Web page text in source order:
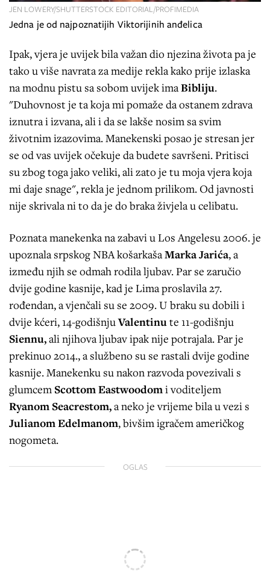
Jedna je od najpoznatijih Viktorijinih anđelica
JEN LOWERY/SHUTTERSTOCK EDITORIAL/PROFIMEDIA
Ipak, vjera je uvijek bila važan dio njezina života pa je
tako u više navrata za medije rekla kako prije izlaska
na modnu pistu sa sobom uvijek imaBibliju.
"Duhovnost je ta koja mi pomaže da ostanem zdrava
iznutra i izvana, ali i da se lakše nosim sa svim
životnim izazovima. Manekenski posao je stresan jer
se od vas uvijek očekuje da budete savršeni. Pritisci
su zbog toga jako veliki, ali zato je tu moja vjera koja
mi daje snage", rekla je jednom prilikom. Od javnosti
nije skrivala ni to da je do braka živjela u celibatu.
Poznata manekenka na zabavi u Los Angelesu 2006. je
upoznala srpskog NBA košarkašaMarka Jarića, a
između njih se odmah rodila ljubav. Par se zaručio
dvije godine kasnije, kad je Lima proslavila 27.
rođendan, a vjenčali su se 2009. U braku su dobili i
dvije kćeri, 14-godišnjuValentinute 11-godišnju
Siennu,ali njihova ljubav ipak nije potrajala. Par je
prekinuo 2014., a službeno su se rastali dvije godine
kasnije. Manekenku su nakon razvoda povezivali s
glumcem Scottom Eastwoodomi voditeljem
Ryanom Seacrestom,a neko je vrijeme bila u vezi s
Julianom Edelmanom, bivšim igračem američkog
nogometa.
OGLAS